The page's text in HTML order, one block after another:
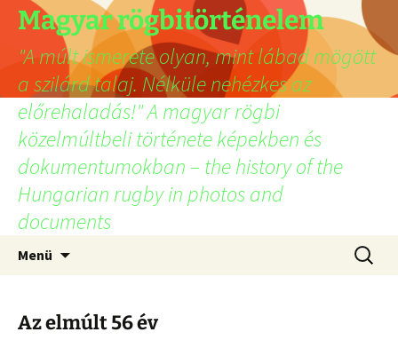
Ugrás
tartalomhoz
Magyar rögbitörténelem
"A múlt ismerete olyan, mint lábad mögött
a szilárd talaj. Nélküle nehézkes az
előrehaladás!" A magyar rögbi
közelmúltbeli története képekben és
dokumentumokban – the history of the
Hungarian rugby in photos and
documents
Menü
Az elmúlt 56 év